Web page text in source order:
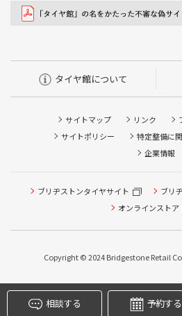
タイヤ館について
サイトマップ リンク
サイトポリシー
特定整備に
企業情報
ブリヂストンタイヤサイト
ブリ
オンラインストア
Copyright © 2024 Bridgestone Retail
相談する 予約する
タイヤ点検・安全点検/タイヤ履
ピット作業の予約
本日のタイヤ履き替え順番待ち予